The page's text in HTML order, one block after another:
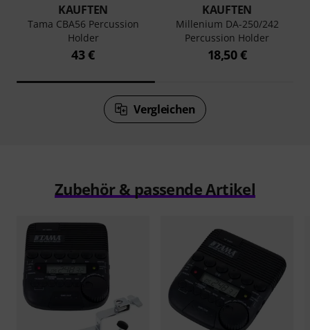
KAUFTEN
Tama CBA56 Percussion
Holder
43 €
KAUFTEN
Millenium DA-250/242
Percussion Holder
18,50 €
Vergleichen
Zubehör & passende Artikel